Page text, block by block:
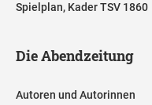
Spielplan, Kader TSV 1860
Die Abendzeitung
Autoren und Autorinnen